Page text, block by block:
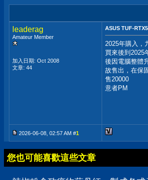
leaderag
Amateur Member
加入日期: Oct 2008
文章: 44
ASUS TUF-
2025年購入，
買來後到2025
後因電腦整體
故售出，在保
售20000
意者PM
2026-06-08, 02:57 AM #1
您也可能喜歡這些文章